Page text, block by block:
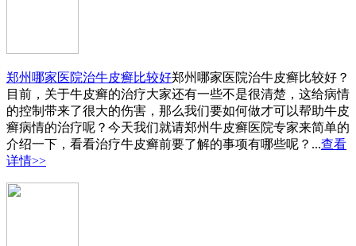
郑州哪家医院治牛皮癣比较好郑州哪家医院治牛皮癣比较好？
目前，关于牛皮癣的治疗大家还有一些不是很清楚，这给病情
的控制带来了很大的伤害，那么我们要如何做才可以帮助牛皮
癣病情的治疗呢？今天我们就请郑州牛皮癣医院专家来简单的
介绍一下，看看治疗牛皮癣前要了解的事项有哪些呢？...查看
详情>>